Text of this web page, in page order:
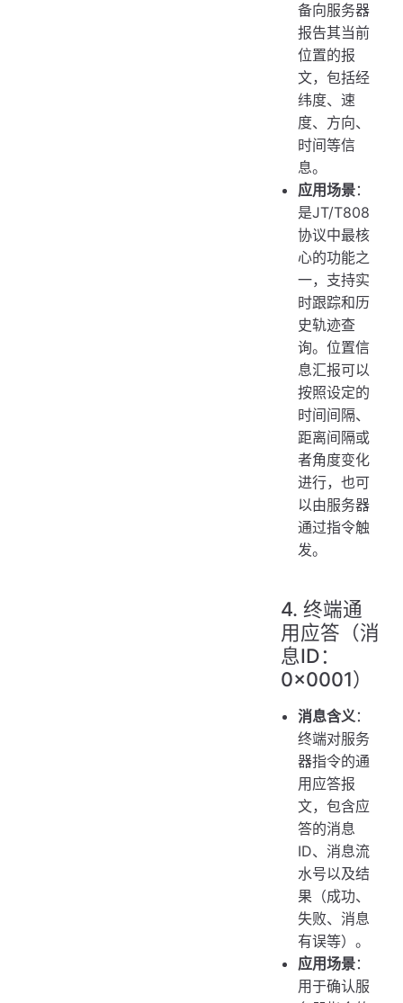
备向服务器
报告其当前
位置的报
文，包括经
纬度、速
度、方向、
时间等信
息。
应用场景：
是JT/T808
协议中最核
心的功能之
一，支持实
时跟踪和历
史轨迹查
询。位置信
息汇报可以
按照设定的
时间间隔、
距离间隔或
者角度变化
进行，也可
以由服务器
通过指令触
发。
4. 终端通
用应答（消
息ID：
0x0001）
消息含义：
终端对服务
器指令的通
用应答报
文，包含应
答的消息
ID、消息流
水号以及结
果（成功、
失败、消息
有误等）。
应用场景：
用于确认服